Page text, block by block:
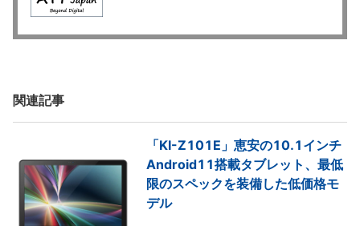
関連記事
「KI-Z101E」恵安の10.1インチ
Android11搭載タブレット、最低
限のスペックを装備した低価格モ
デル